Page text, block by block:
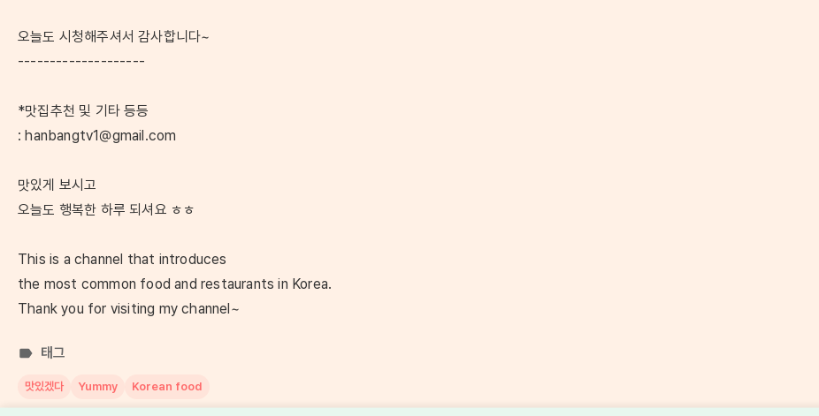
오늘도 시청해주셔서 감사합니다~
--------------------
*맛집추천 및 기타 등등
: hanbangtv1@gmail.com
맛있게 보시고
오늘도 행복한 하루 되셔요 ㅎㅎ
This is a channel that introduces
the most common food and restaurants in Korea.
Thank you for visiting my channel~
태그
맛있겠다 Yummy Korean food